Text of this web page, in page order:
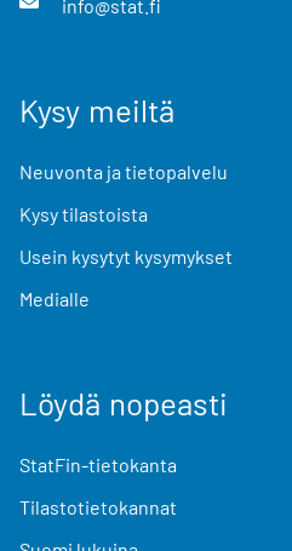
info@stat.fi
Kysy meiltä
Neuvonta ja tietopalvelu
Kysy tilastoista
Usein kysytyt kysymykset
Medialle
Löydä nopeasti
StatFin-tietokanta
Tilastotietokannat